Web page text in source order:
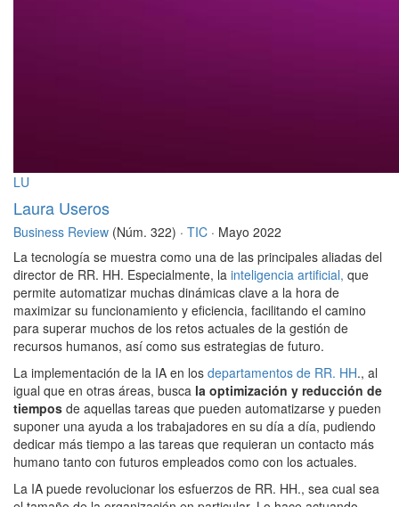
LU
Laura Useros
Business Review (Núm. 322) · TIC · Mayo 2022
La tecnología se muestra como una de las principales aliadas del
director de RR. HH. Especialmente, la inteligencia artificial, que
permite automatizar muchas dinámicas clave a la hora de
maximizar su funcionamiento y eficiencia, facilitando el camino
para superar muchos de los retos actuales de la gestión de
recursos humanos, así como sus estrategias de futuro.
La implementación de la IA en los departamentos de RR. HH., al
igual que en otras áreas, busca la optimización y reducción de
tiempos de aquellas tareas que pueden automatizarse y pueden
suponer una ayuda a los trabajadores en su día a día, pudiendo
dedicar más tiempo a las tareas que requieran un contacto más
humano tanto con futuros empleados como con los actuales.
La IA puede revolucionar los esfuerzos de RR. HH., sea cual sea